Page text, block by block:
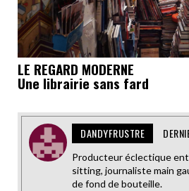
LE REGARD MODERNE
Une librairie sans fard
DANDYFRUSTRE
Producteur éclectique
sitting, journaliste main
de fond de bouteille.